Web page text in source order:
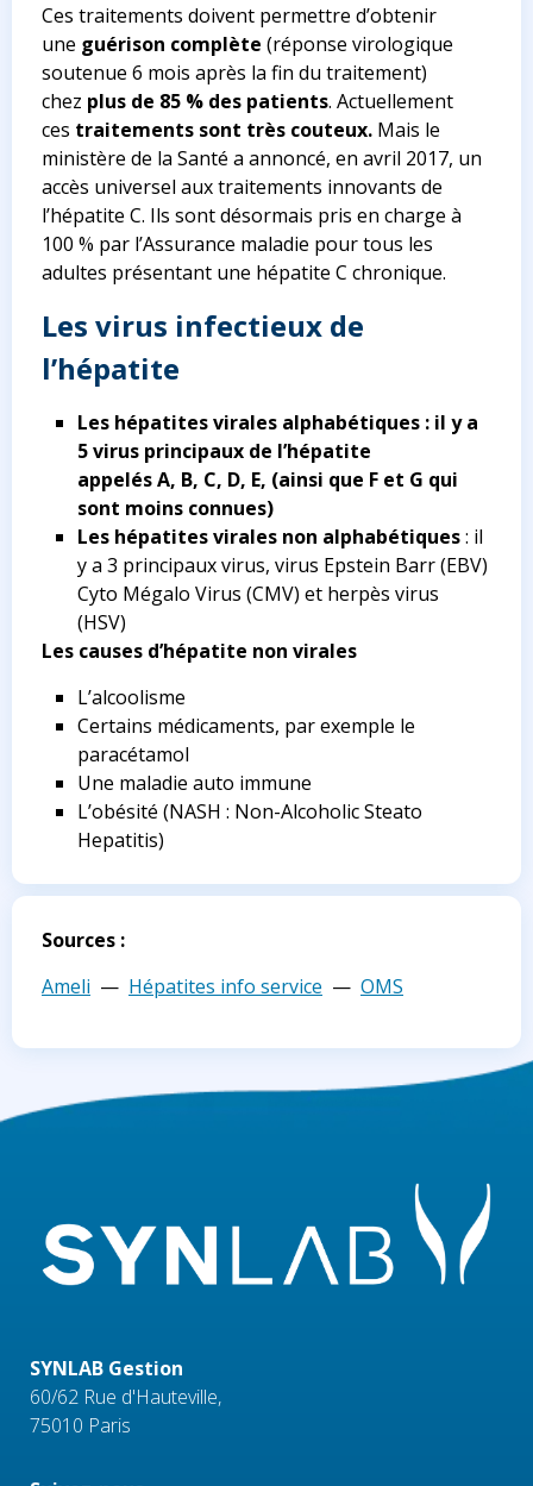
Ces traitements doivent permettre d’obtenir
une guérison complète (réponse virologique
soutenue 6 mois après la fin du traitement)
chez plus de 85 % des patients. Actuellement
ces traitements sont très couteux. Mais le
ministère de la Santé a annoncé, en avril 2017, un
accès universel aux traitements innovants de
l’hépatite C. Ils sont désormais pris en charge à
100 % par l’Assurance maladie pour tous les
adultes présentant une hépatite C chronique.
Les virus infectieux de
l’hépatite
Les hépatites virales alphabétiques : il y a
5 virus principaux de l’hépatite
appelés A, B, C, D, E, (ainsi que F et G qui
sont moins connues)
Les hépatites virales non alphabétiques: il
y a 3 principaux virus, virus Epstein Barr (EBV)
Cyto Mégalo Virus (CMV) et herpès virus
(HSV)
Les causes d’hépatite non virales
L’alcoolisme
Certains médicaments, par exemple le
paracétamol
Une maladie auto immune
L’obésité (NASH : Non-Alcoholic Steato
Hepatitis)
Sources :
Ameli — Hépatites info service — OMS
SYNLAB Gestion
60/62 Rue d'Hauteville,
75010 Paris